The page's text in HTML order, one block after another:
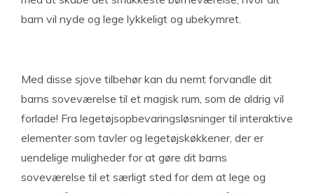
barn vil nyde og lege lykkeligt og ubekymret.
Med disse sjove tilbehør kan du nemt forvandle dit
barns soveværelse til et magisk rum, som de aldrig vil
forlade! Fra legetøjsopbevaringsløsninger til interaktive
elementer som tavler og legetøjskøkkener, der er
uendelige muligheder for at gøre dit barns
soveværelse til et særligt sted for dem at lege og